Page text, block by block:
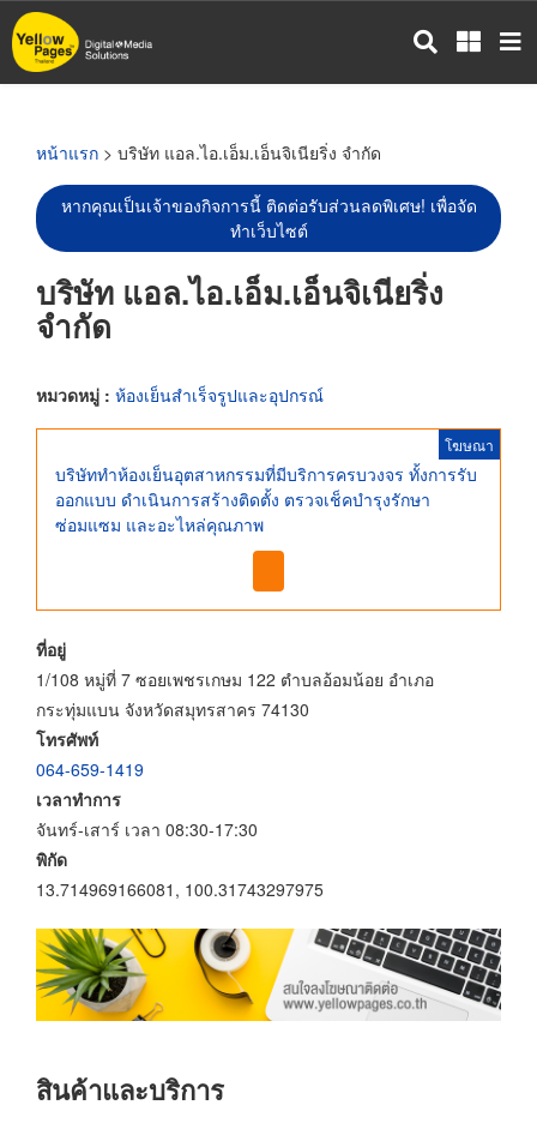
ข้าม
ไป
หน้าแรก > บริษัท แอล.ไอ.เอ็ม.เอ็นจิเนียริ่ง จำกัด
หากคุณเป็นเจ้าของกิจการนี้ ติดต่อรับส่วนลดพิเศษ! เพื่อจัด
ทำเว็บไซต์
บริษัท แอล.ไอ.เอ็ม.เอ็นจิเนียริ่ง
จำกัด
หมวดหมู่ : ห้องเย็นสำเร็จรูปและอุปกรณ์
โฆษณา
บริษัททำห้องเย็นอุตสาหกรรมที่มีบริการครบวงจร ทั้งการรับ
ออกแบบ ดำเนินการสร้างติดตั้ง ตรวจเช็คบำรุงรักษา
ซ่อมแซม และอะไหล่คุณภาพ
ที่อยู่
1/108 หมู่ที่ 7 ซอยเพชรเกษม 122 ตำบลอ้อมน้อย อำเภอ
กระทุ่มแบน จังหวัดสมุทรสาคร 74130
โทรศัพท์
064-659-1419
เวลาทำการ
จันทร์-เสาร์ เวลา 08:30-17:30
พิกัด
13.714969166081, 100.31743297975
สินค้าและบริการ